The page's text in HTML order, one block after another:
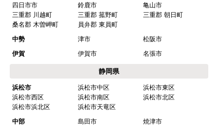
予定の期日までに商品が届きましたか？
はい
商品の梱包は必要十分なものでしたか？
【注文商品】浄水器・整水器 【注文時
期】2025年07月頃（モバイルから）
四日市市
鈴鹿市
亀山市
三重郡 川越町
三重郡 菰野町
三重郡 朝日町
桑名郡 木曽岬町
員弁郡 東員町
中勢
津市
松阪市
伊賀
伊賀市 名張市
静岡県
浜松市 浜松市中区
浜松市東区
浜松市西区
浜松市南区
浜松市北区
浜松市浜北区
浜松市天竜区
中部
島田市
焼津市